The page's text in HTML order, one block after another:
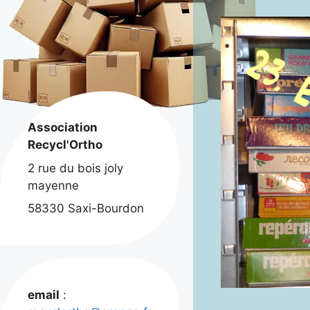
Association
Recycl'Ortho
2 rue du bois joly
mayenne
58330 Saxi-Bourdon
email :